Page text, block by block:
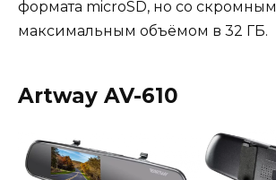
формата microSD, но со скромным
максимальным объёмом в 32 ГБ.
Artway AV-610